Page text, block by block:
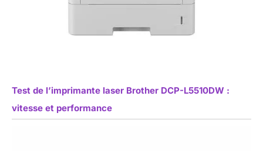
Test de l’imprimante laser Brother DCP-L5510DW :
vitesse et performance